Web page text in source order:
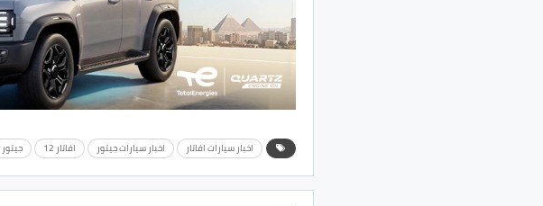
اخبار سيارات افاتار اخبار سيارات جيتور افاتار 12 جيتور T2